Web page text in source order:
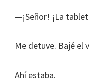
—¡Señor! ¡La
Me detuve. Bajé el
Ahí estaba.